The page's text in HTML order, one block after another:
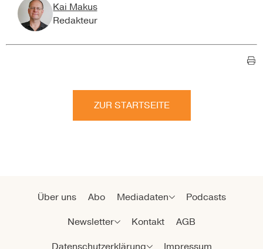
Kai Makus
Redakteur
ZUR STARTSEITE
Über uns Abo Mediadaten
Podcasts
Newsletter
Kontakt
AGB